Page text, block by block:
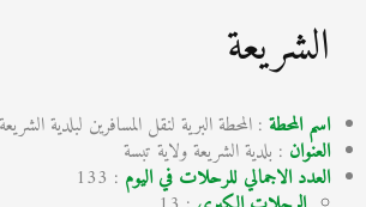
الشريعة
اسم المحطة : المحطة البرية لنقل المسافرين لبلدية الشريعة
العنوان : بلدية الشريعة ولاية تبسة
العدد الاجمالي للرحلات في اليوم : 133